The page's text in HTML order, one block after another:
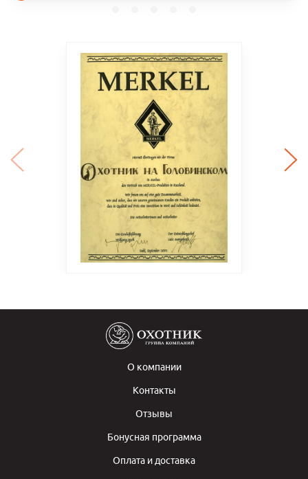
О компании
Контакты
Отзывы
Бонусная программа
Оплата и доставка